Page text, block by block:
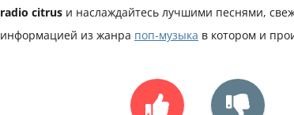
radio citrus и наслаждайтесь лучшими песнями,
информацией из жанра поп-музыка в котором и